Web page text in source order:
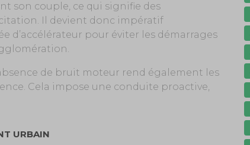
son couple, ce qui signifie des
Il devient donc impératif
d’accélérateur pour éviter les démarrages
de bruit moteur rend également les
Cela impose une conduite proactive,
URBAIN